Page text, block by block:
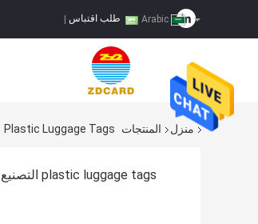
طلب اقتباس
منزل المنتجات Plastic Luggage Tags
plastic luggage tags التصنيع عبر الإنترنت